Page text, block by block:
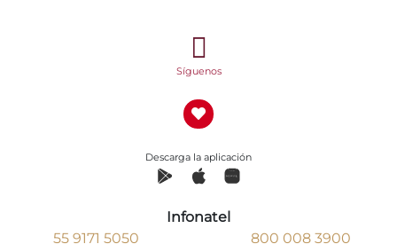
Síguenos
Descarga la aplicación
Infonatel
55 9171 5050
800 008 3900